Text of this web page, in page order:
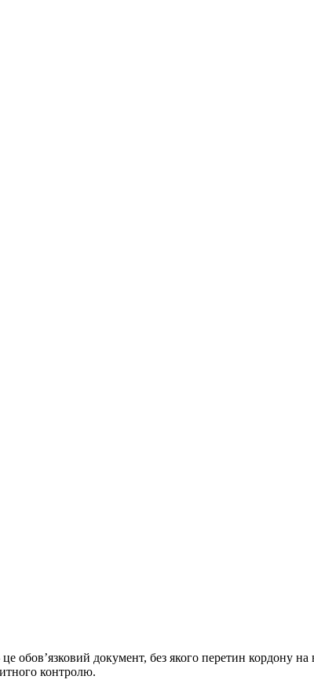
обов’язковий документ, без якого перетин кордону
контролю.